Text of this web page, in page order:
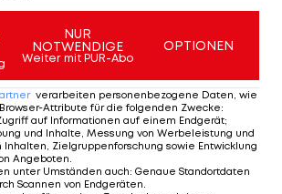
Zudem ist selbst Hawk-Eye
wenn ein Spieler auf dem Ball
Leagueüberlegt laut
dennoch, technische
in der kommenden Saison
NUR
NOTWENDIGE
Weiter mit PUR-Abo
OPTIONEN
verarbeiten personenbezogene Daten, wie
Attribute für die folgenden Zwecke:
auf Informationen auf einem Endgerät;
und Inhalte, Messung von Werbeleistung und
Inhalten, Zielgruppenforschung sowie Entwicklung
Angeboten
unter Umständen auch: Genaue Standortdaten
Scannen von Endgeräten